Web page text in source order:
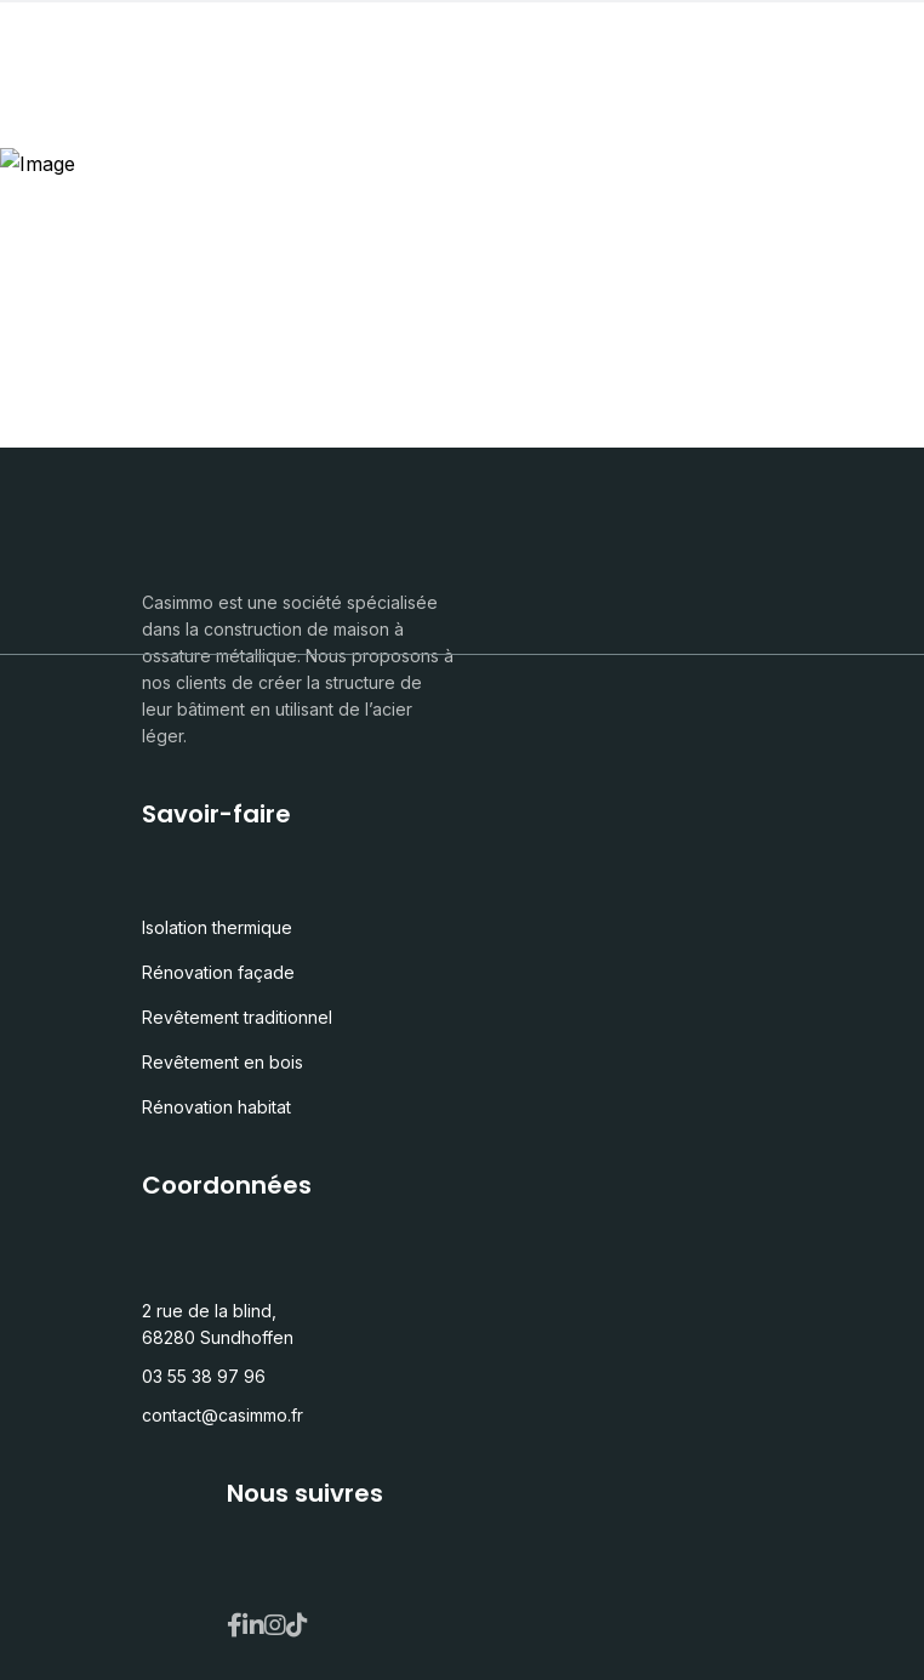
Casimmo est une société spécialisée
dans la construction de maison à
ossature métallique. Nous proposons à
nos clients de créer la structure de
leur bâtiment en utilisant de l’acier
léger.
Savoir-faire
Isolation thermique
Rénovation façade
Revêtement traditionnel
Revêtement en bois
Rénovation habitat
Coordonnées
2 rue de la blind,
68280 Sundhoffen
03 55 38 97 96
contact@casimmo.fr
Nous suivres